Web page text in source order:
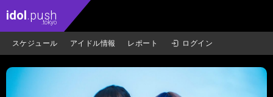
idol.push
.tokyo
スケジュール アイドル情報 レポート ログイン